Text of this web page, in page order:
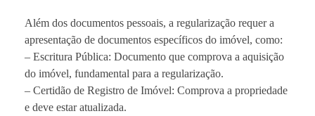
Além dos documentos pessoais, a regularização requer a
apresentação de documentos específicos do imóvel, como:
– Escritura Pública: Documento que comprova a aquisição
do imóvel, fundamental para a regularização.
– Certidão de Registro de Imóvel: Comprova a propriedade
e deve estar atualizada.